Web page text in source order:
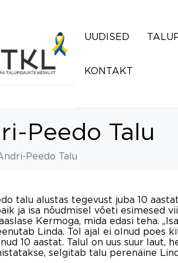
UUDISED
KONTAKT
Peedo Talu
Peedo Talu
talu alustas tegevust juba 10
ja isa nõudmisel võeti esimesed
Kermoga, mida edasi teha.
Linda. Tol ajal ei olnud poes
10 aastat. Talul on uus suur
selgitab talu perenaine